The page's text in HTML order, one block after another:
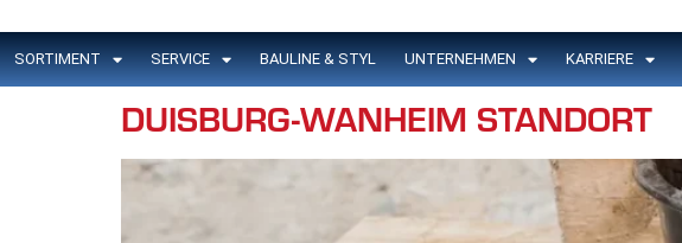
SORTIMENT SERVICE BAULINE & STYL UNTERNEHMEN KARRIERE
DUISBURG-WANHEIM STANDORT